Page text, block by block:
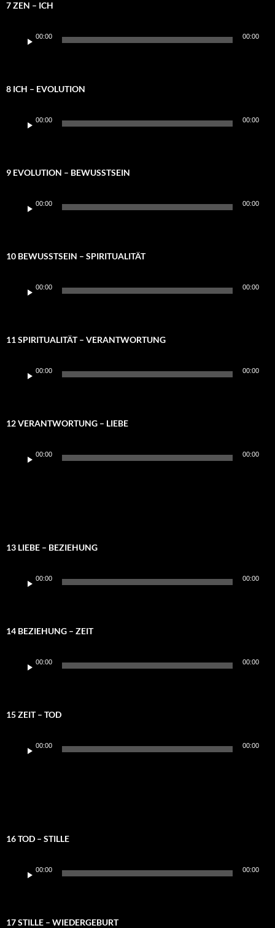
7 ZEN – ICH
Player
00:00 00:00
8 ICH – EVOLUTION
Player
00:00 00:00
9 EVOLUTION – BEWUSSTSEIN
Player
00:00 00:00
10 BEWUSSTSEIN – SPIRITUALITÄT
Player
00:00 00:00
11 SPIRITUALITÄT – VERANTWORTUNG
Player
00:00 00:00
12 VERANTWORTUNG – LIEBE
Player
00:00 00:00
13 LIEBE – BEZIEHUNG
Player
00:00 00:00
14 BEZIEHUNG – ZEIT
Player
00:00 00:00
15 ZEIT – TOD
Player
00:00 00:00
16 TOD – STILLE
Player
00:00 00:00
17 STILLE – WIEDERGEBURT